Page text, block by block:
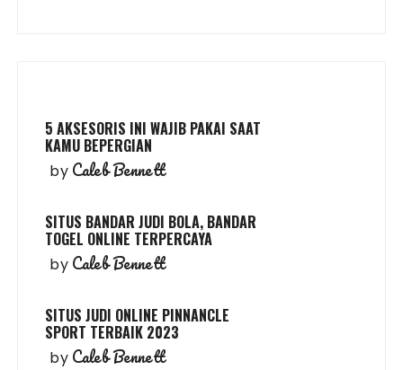
5 AKSESORIS INI WAJIB PAKAI SAAT
KAMU BEPERGIAN
by Caleb Bennett
SITUS BANDAR JUDI BOLA, BANDAR
TOGEL ONLINE TERPERCAYA
by Caleb Bennett
SITUS JUDI ONLINE PINNANCLE
SPORT TERBAIK 2023
by Caleb Bennett